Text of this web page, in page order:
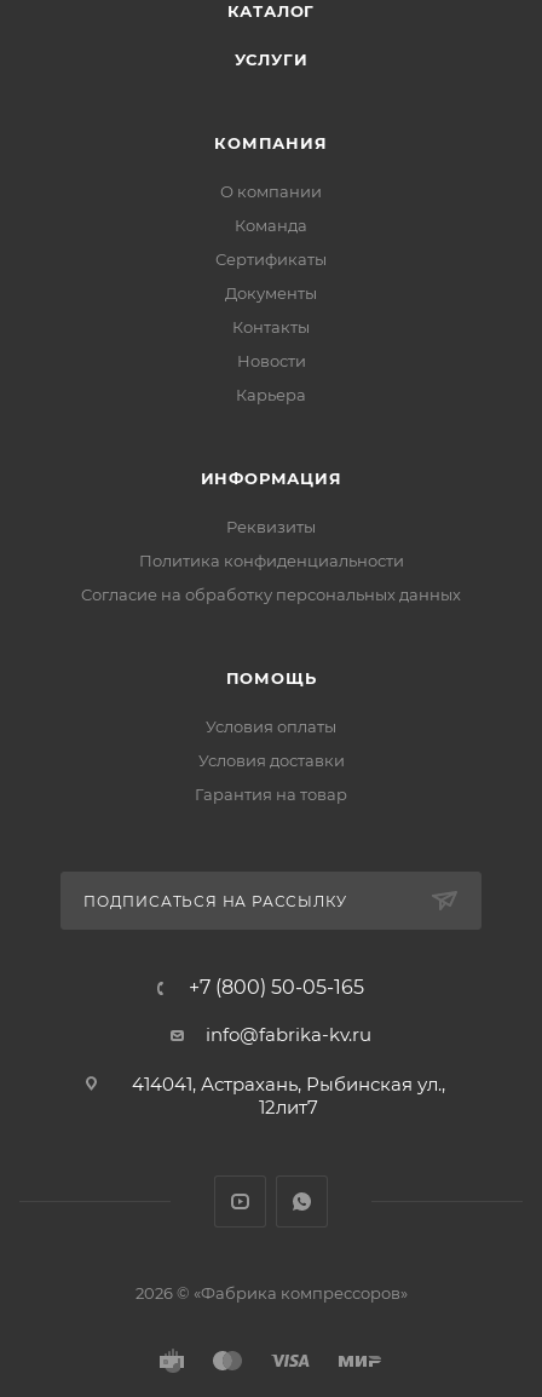
КАТАЛОГ
УСЛУГИ
КОМПАНИЯ
О компании
Команда
Сертификаты
Документы
Контакты
Новости
Карьера
ИНФОРМАЦИЯ
Реквизиты
Политика конфиденциальности
Cогласие на обработку персональных данных
ПОМОЩЬ
Условия оплаты
Условия доставки
Гарантия на товар
ПОДПИСАТЬСЯ НА РАССЫЛКУ
+7 (800) 50-05-165
info@fabrika-kv.ru
414041, Астрахань, Рыбинская ул.,
12лит7
2026 © «Фабрика компрессоров»